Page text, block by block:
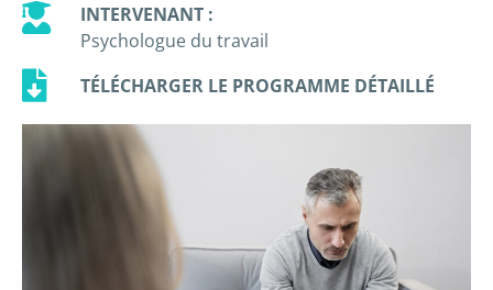
INTERVENANT :
Psychologue du travail
TÉLÉCHARGER LE PROGRAMME DÉTAILLÉ